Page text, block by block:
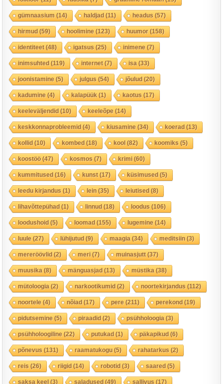
gümnaasium (14) haldjad(11) headus (57)
hirmud(59) hoolimine (123) huumor(158)
identiteet(48) igatsus (25) inimene (7)
inimsuhted(119) internet(7) isa (33)
joonistamine (5) julgus (54) jõulud(20)
kadumine (4) kalapüük (1) kaotus (17)
keeleväljendid(10) keeleõpe (14)
keskkonnaprobleemid(4) kiusamine (34) koerad(13)
kollid(10) kombed(18) kool(82) koomiks (5)
koostöö(47) kosmos (7) krimi(60)
kummitused(16) kunst(17) küsimused(5)
leedu kirjandus (1) lein(35) leiutised(8)
lihavõttepühad(1) linnud(18) loodus (106)
loodushoid(5) loomad(155) lugemine (14)
luule (27) lühijutud(9) maagia (34) meditsiin(3)
mereröövlid(2) meri(7) muinasjutt(37)
muusika (8) mänguasjad(13) müstika (38)
mütoloogia (2) narkootikumid(2) noortekirjandus (112)
noortele (4) nõiad(17) pere (211) perekond(19)
pidutsemine (5) piraadid(2) psühholoogia (3)
psühholoogiline (22) putukad(1) päkapikud(6)
põnevus (131) raamatukogu(5) rahatarkus (2)
reis (26) riigid(14) robotid(3) saared(5)
saksa keel(3) saladused(49) sallivus (17)